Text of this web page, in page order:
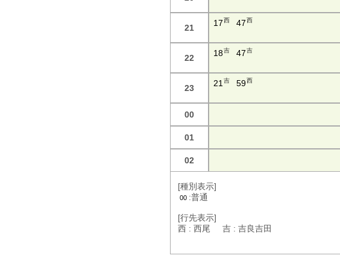
21 17西 47西
22 18吉 47吉
23 21吉 59西
00
01
02
[種別表示]
00 :普通
[行先表示]
西 : 西尾 吉 : 吉良吉田